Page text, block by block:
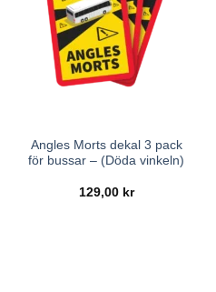
Angles Morts dekal 3 pack
för bussar – (Döda vinkeln)
129,00 kr